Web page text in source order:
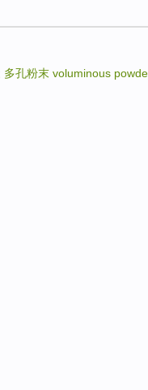
多孔粉末 voluminous